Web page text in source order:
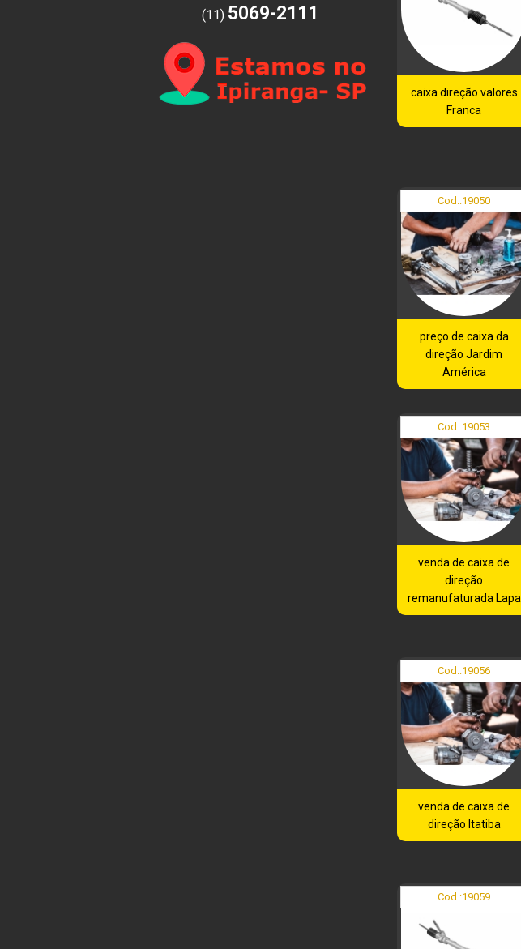
(11) 5069-2111
caixa direção valores
Franca
Cod.:19050
preço de caixa da
direção Jardim
América
Cod.:19053
venda de caixa de
direção
remanufaturada Lapa
Cod.:19056
venda de caixa de
direção Itatiba
Cod.:19059